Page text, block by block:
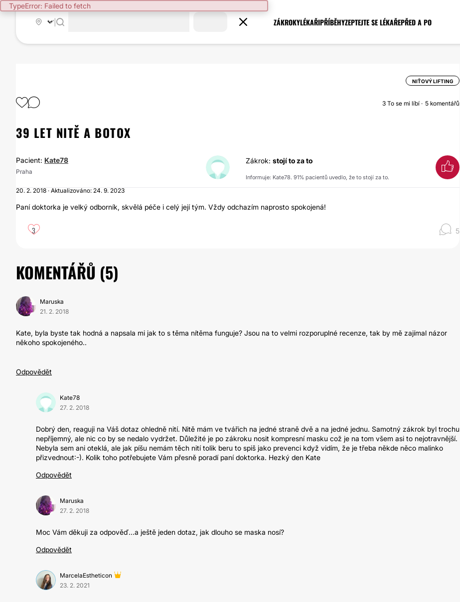
TypeError: Failed to fetch
ZÁKROKYLÉKAŘIPŘÍBĚHYZEPTEJTE SE LÉKAŘEPŘED A PO
NIŤOVÝ LIFTING
3 To se mi líbí 5 komentářů
39 LET NITĚ A BOTOX
Pacient: Kate78
Praha
Zákrok: stojí to za to
Informuje: Kate78. 91% pacientů uvedlo, že to stojí za to.
20. 2. 2018 · Aktualizováno: 24. 9. 2023
Paní doktorka je velký odborník, skvělá péče i celý její tým. Vždy odchazím naprosto spokojená!
3 5
KOMENTÁŘŮ (5)
Maruska
21. 2. 2018
Kate, byla byste tak hodná a napsala mi jak to s těma nítěma funguje? Jsou na to velmi rozporuplné recenze, tak by mě zajímal názor
někoho spokojeného..
Odpovědět
Kate78
27. 2. 2018
Dobrý den, reaguji na Váš dotaz ohledně nití. Nitě mám ve tvářich na jedné straně dvě a na jedné jednu. Samotný zákrok byl trochu
nepříjemný, ale nic co by se nedalo vydržet. Důležité je po zákroku nosit kompresní masku což je na tom všem asi to nejotravnější.
Nebyla sem ani oteklá, ale jak píšu nemám těch nití tolik beru to spiš jako prevenci když vidím, že je třeba někde něco malinko
přizvednout:-). Kolik toho potřebujete Vám přesně poradí paní doktorka. Hezký den Kate
Odpovědět
Maruska
27. 2. 2018
Moc Vám děkuji za odpověď...a ještě jeden dotaz, jak dlouho se maska nosí?
Odpovědět
MarcelaEstheticon
23. 2. 2021